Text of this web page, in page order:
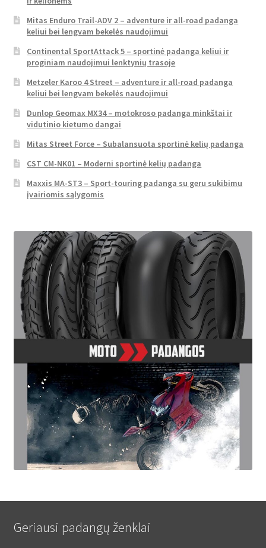
Mitas Enduro Trail-ADV 2 – adventure ir all-road padanga
keliui bei lengvam bekelės naudojimui
Continental SportAttack 5 – sportinė padanga keliui ir
proginiam naudojimui lenktynių trasoje
Metzeler Karoo 4 Street – adventure ir all-road padanga
keliui bei lengvam bekelės naudojimui
Dunlop Geomax MX34 – motokroso padanga minkštai ir
vidutinio kietumo dangai
Mitas Street Force – Subalansuota sportinė kelių padanga
CST CM-NK01 – Moderni sportinė kelių padanga
Maxxis MA-ST3 – Sport-touring padanga su geru sukibimu
įvairiomis sąlygomis
Geriausi padangų ženklai